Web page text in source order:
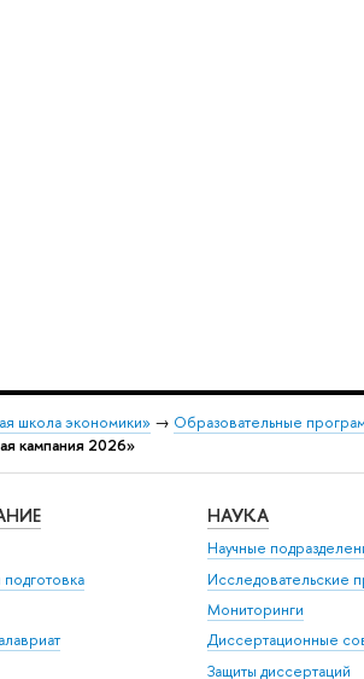
школа экономики» → Образовательные
кампания 2026»
НАУКА
Научные
Исследовательские
Мониторинги
Диссертационные
Защиты диссертаций